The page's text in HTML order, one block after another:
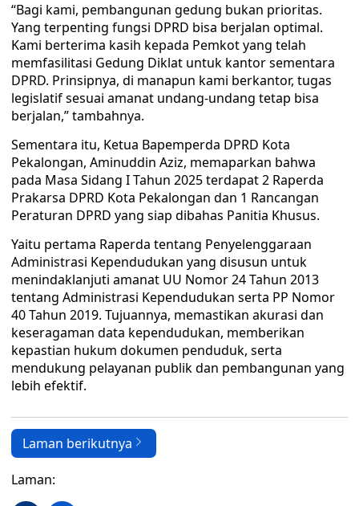
“Bagi kami, pembangunan gedung bukan prioritas.
Yang terpenting fungsi DPRD bisa berjalan optimal.
Kami berterima kasih kepada Pemkot yang telah
memfasilitasi Gedung Diklat untuk kantor sementara
DPRD. Prinsipnya, di manapun kami berkantor, tugas
legislatif sesuai amanat undang-undang tetap bisa
berjalan,” tambahnya.
Sementara itu, Ketua Bapemperda DPRD Kota
Pekalongan, Aminuddin Aziz, memaparkan bahwa
pada Masa Sidang I Tahun 2025 terdapat 2 Raperda
Prakarsa DPRD Kota Pekalongan dan 1 Rancangan
Peraturan DPRD yang siap dibahas Panitia Khusus.
Yaitu pertama Raperda tentang Penyelenggaraan
Administrasi Kependudukan yang disusun untuk
menindaklanjuti amanat UU Nomor 24 Tahun 2013
tentang Administrasi Kependudukan serta PP Nomor
40 Tahun 2019. Tujuannya, memastikan akurasi dan
keseragaman data kependudukan, memberikan
kepastian hukum dokumen penduduk, serta
mendukung pelayanan publik dan pembangunan yang
lebih efektif.
Laman berikutnya
Laman: